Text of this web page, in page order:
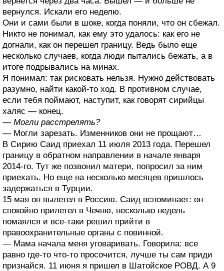
вернулся. Искали его неделю.
Они и сами были в шоке, когда поняли, что он сбежал.
Никто не понимал, как ему это удалось: как его не
догнали, как он перешел границу. Ведь было еще
несколько случаев, когда люди пытались бежать, а в
итоге подрывались на минах.
Я понимал: так рисковать нельзя. Нужно действовать
разумно, найти какой-то ход. В противном случае,
если тебя поймают, наступит, как говорят сирийцы
халяс — конец.
— Могли расстрелять?
— Могли зарезать. Изменников они не прощают…
В Сирию Саид приехал 11 июля 2013 года. Перешел
границу в обратном направлении в начале января
2014-го. Тут же позвонил матери, попросил за ним
приехать. Но еще на несколько месяцев пришлось
задержаться в Турции.
15 мая он вылетел в Россию. Саид вспоминает: он
спокойно прилетел в Чечню, несколько недель
помаялся и все-таки решил прийти в
правоохранительные органы с повинной.
— Мама начала меня уговаривать. Говорила: все
равно где-то что-то просочится, лучше ты сам приди
признайся. 11 июня я пришел в Шатойское РОВД. А 9